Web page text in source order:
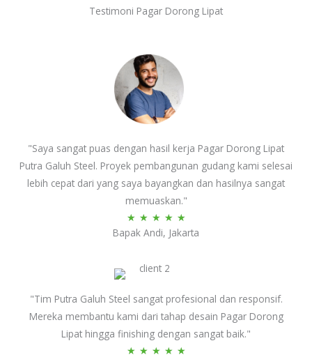
Testimoni Pagar Dorong Lipat
"Saya sangat puas dengan hasil kerja Pagar Dorong Lipat
Putra Galuh Steel. Proyek pembangunan gudang kami selesai
lebih cepat dari yang saya bayangkan dan hasilnya sangat
memuaskan."
★ ★ ★ ★ ★Rated
5
Bapak Andi, Jakarta
"Tim Putra Galuh Steel sangat profesional dan responsif.
Mereka membantu kami dari tahap desain Pagar Dorong
Lipat hingga finishing dengan sangat baik."
★ ★ ★ ★ ★Rated